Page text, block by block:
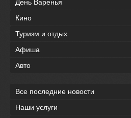
День Варенья
Кино
Туризм и отдых
Афиша
Авто
Все последние новости
Наши услуги